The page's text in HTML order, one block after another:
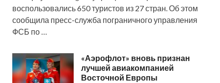
воспользовались 650 туристов из 27 стран. Об этом
сообщила пресс-служба пограничного управления
ФСБ по …
«Аэрофлот» вновь признан
лучшей авиакомпанией
Восточной Европы